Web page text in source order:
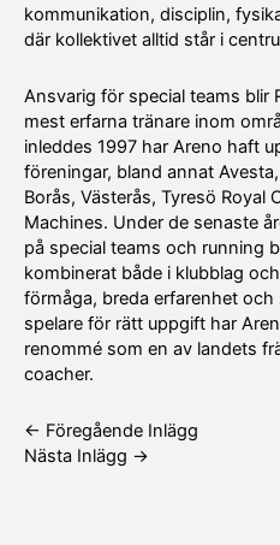
kommunikation, disciplin,
där kollektivet alltid står i
Ansvarig för special teams blir
mest erfarna tränare inom
inleddes 1997 har Areno haft
föreningar, bland annat
Borås, Västerås, Tyresö
Machines. Under de senaste
på special teams och running
kombinerat både i klubblag
förmåga, breda erfarenhet
spelare för rätt uppgift har
renommé som en av landets
coacher.
← Föregående Inlägg
Nästa Inlägg →